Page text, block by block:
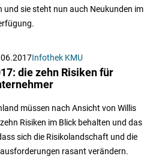
und sie steht nun auch Neukunden im
Infothek KMU
die zehn Risiken für
müssen nach Ansicht von Willis
Risiken im Blick behalten und das
sich die Risikolandschaft und die
rasant verändern.